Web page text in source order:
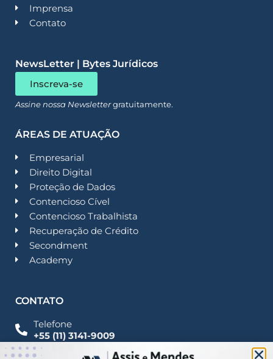
Imprensa
Contato
NewsLetter | Bytes Jurídicos
Inscreva-se
Assine nossa Newslettergratuitamente.
ÁREAS DE ATUAÇÃO
Empresarial
Direito Digital
Proteção de Dados
Contencioso Cível
Contencioso Trabalhista
Recuperação de Crédito
Secondment
Academy
CONTATO
Telefone
+55 (11) 3141-9009
Imprensa